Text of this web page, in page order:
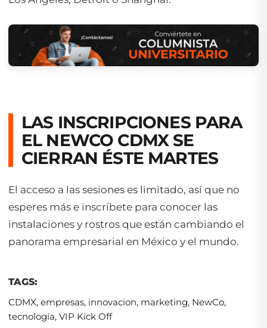
LAS INSCRIPCIONES PARA
EL NEWCO CDMXSE
CIERRAN ÉSTE MARTES
El acceso a las sesiones es limitado, así que no
esperes más e inscríbete para conocer las
instalaciones y rostros que están cambiando el
panorama empresarial en México y el mundo.
TAGS:
CDMX, empresas, innovacion, marketing, NewCo,
tecnología, VIP Kick Off